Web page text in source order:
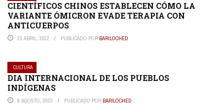
CIENTÍFICOS CHINOS ESTABLECEN CÓMO LA
VARIANTE ÓMICRON EVADE TERAPIA CON
ANTICUERPOS
23 ABRIL, 2022 PUBLICADO POR BARILOCHED
CULTURA
DIA INTERNACIONAL DE LOS PUEBLOS
INDÍGENAS
9 AGOSTO, 2023 PUBLICADO POR BARILOCHED